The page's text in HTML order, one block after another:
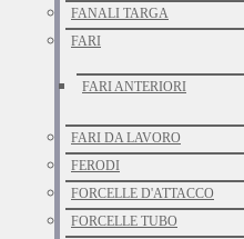
FANALI TARGA
FARI
FARI ANTERIORI
FARI DA LAVORO
FERODI
FORCELLE D'ATTACCO
FORCELLE TUBO